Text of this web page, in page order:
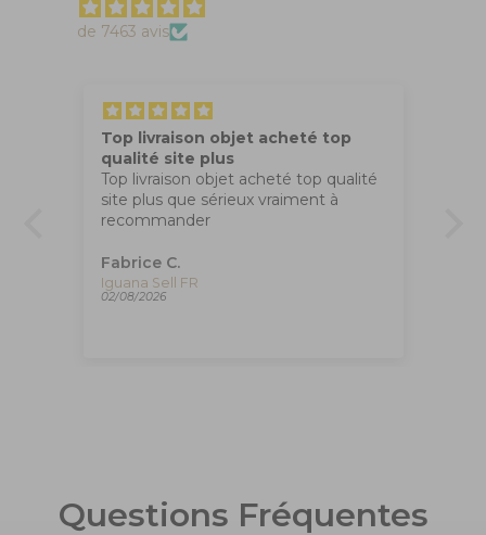
de 7463 avis
Top livraison objet acheté top
qualité site plus
Top livraison objet acheté top qualité
site plus que sérieux vraiment à
recommander
Fabrice C.
Iguana Sell FR
02/08/2026
Questions Fréquentes